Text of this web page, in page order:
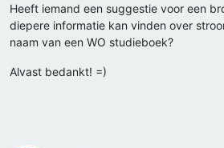
Heeft iemand een suggestie voor een
diepere informatie kan vinden over
naam van een WO studieboek?
Alvast bedankt! =)